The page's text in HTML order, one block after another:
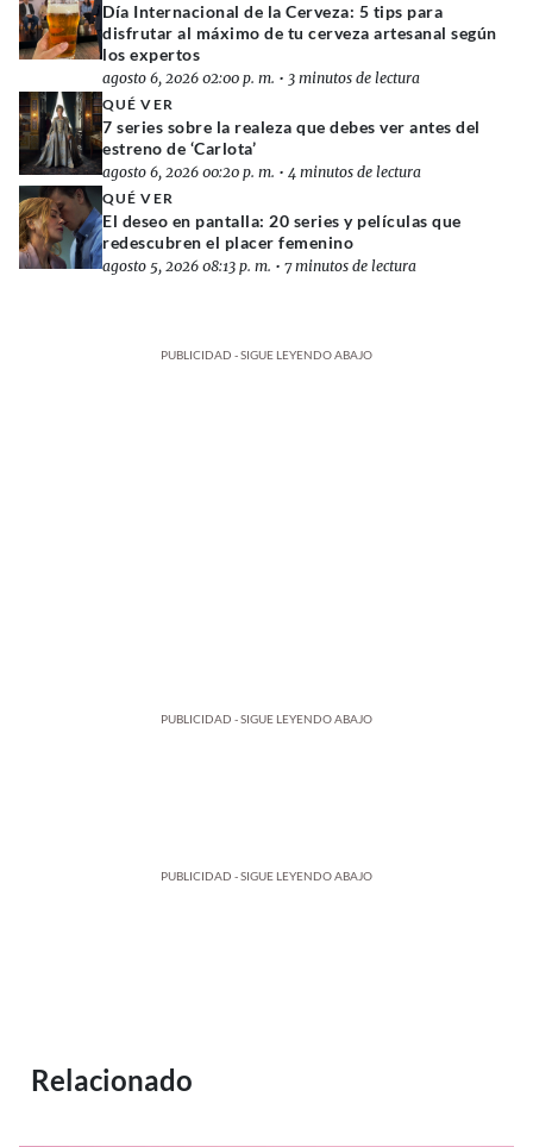
Día Internacional de la Cerveza: 5 tips para
disfrutar al máximo de tu cerveza artesanal según
los expertos
agosto 6, 2026 02:00 p. m. • 3 minutos de lectura
QUÉ VER
7 series sobre la realeza que debes ver antes del
estreno de ‘Carlota’
agosto 6, 2026 00:20 p. m. • 4 minutos de lectura
QUÉ VER
El deseo en pantalla: 20 series y películas que
redescubren el placer femenino
agosto 5, 2026 08:13 p. m. • 7 minutos de lectura
PUBLICIDAD - SIGUE LEYENDO ABAJO
PUBLICIDAD - SIGUE LEYENDO ABAJO
PUBLICIDAD - SIGUE LEYENDO ABAJO
Relacionado